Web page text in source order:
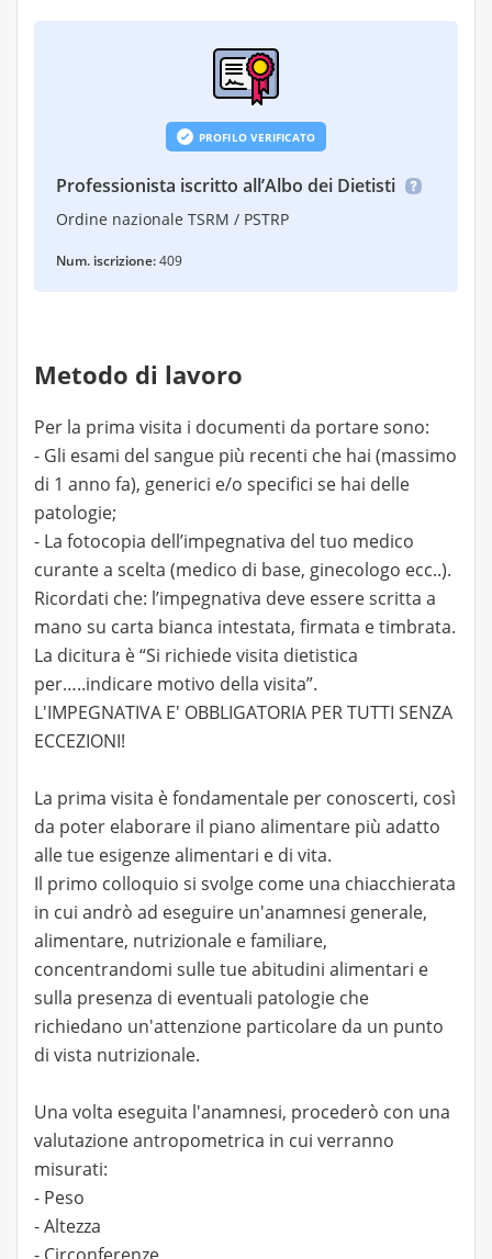
PROFILO VERIFICATO
Professionista iscritto all’Albo dei Dietisti
Ordine nazionale TSRM / PSTRP
Num. iscrizione:409
Metodo di lavoro
Per la prima visita i documenti da portare sono:
- Gli esami del sangue più recenti che hai (massimo
di 1 anno fa), generici e/o specifici se hai delle
patologie;
- La fotocopia dell’impegnativa del tuo medico
curante a scelta (medico di base, ginecologo ecc..).
Ricordati che: l’impegnativa deve essere scritta a
mano su carta bianca intestata, firmata e timbrata.
La dicitura è “Si richiede visita dietistica
per…..indicare motivo della visita”.
L'IMPEGNATIVA E' OBBLIGATORIA PER TUTTI SENZA
ECCEZIONI!
La prima visita è fondamentale per conoscerti, così
da poter elaborare il piano alimentare più adatto
alle tue esigenze alimentari e di vita.
Il primo colloquio si svolge come una chiacchierata
in cui andrò ad eseguire un'anamnesi generale,
alimentare, nutrizionale e familiare,
concentrandomi sulle tue abitudini alimentari e
sulla presenza di eventuali patologie che
richiedano un'attenzione particolare da un punto
di vista nutrizionale.
Una volta eseguita l'anamnesi, procederò con una
valutazione antropometrica in cui verranno
misurati:
- Peso
- Altezza